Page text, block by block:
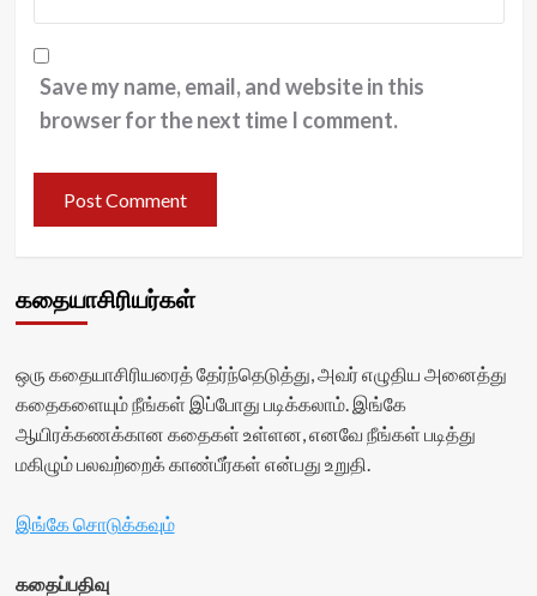
Save my name, email, and website in this
browser for the next time I comment.
கதையாசிரியர்கள்
ஒரு கதையாசிரியரைத் தேர்ந்தெடுத்து, அவர் எழுதிய அனைத்து
கதைகளையும் நீங்கள் இப்போது படிக்கலாம். இங்கே
ஆயிரக்கணக்கான கதைகள் உள்ளன, எனவே நீங்கள் படித்து
மகிழும் பலவற்றைக் காண்பீர்கள் என்பது உறுதி.
இங்கே சொடுக்கவும்
கதைப்பதிவு